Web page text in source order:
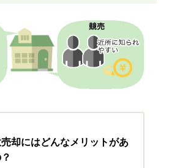
却にはどんなメリットがあ